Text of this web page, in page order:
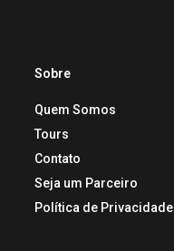
Sobre
Quem Somos
Tours
Contato
Seja um Parceiro
Política de Privacidade